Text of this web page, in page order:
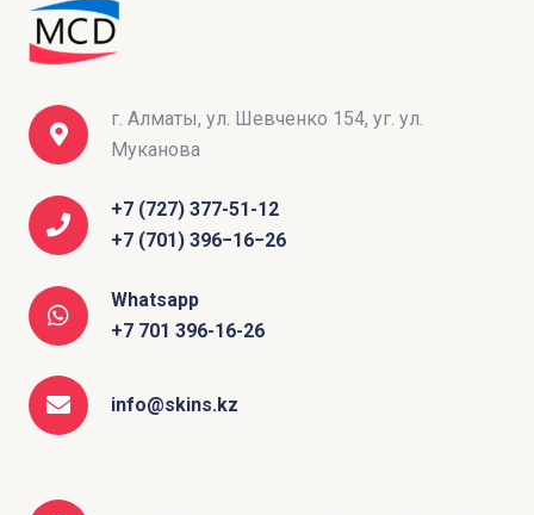
г. Алматы, ул. Шевченко 154, уг. ул.
Муканова
+7 (727) 377-51-12
+7 (701) 396−16−26
Whatsapp
+7 701 396-16-26
info@skins.kz